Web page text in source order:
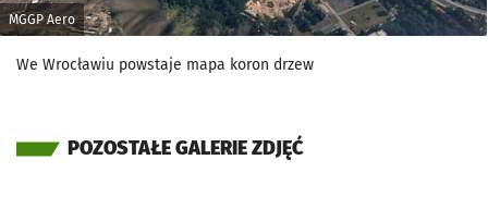
MGGP Aero
We Wrocławiu powstaje mapa koron drzew
POZOSTAŁE GALERIE ZDJĘĆ